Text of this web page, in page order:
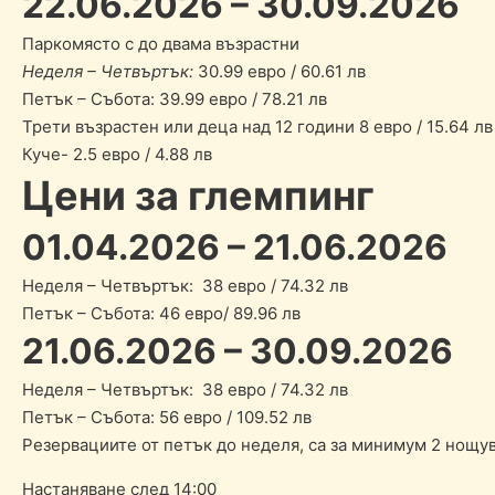
Паркомясто с до двама възрастни
Неделя – Четвъртък: 30.99 евро / 60.61 лв
Петък – Събота: 39.99 евро / 78.21 лв
Трети възрастен или деца над 12 години 8 евро / 15.64 лв
Куче- 2.5 евро / 4.88 лв
Цени за глемпинг
01.04.2026 – 21.06.2026
Неделя – Четвъртък: 38 евро / 74.32 лв
Петък – Събота: 46 евро/ 89.96 лв
21.06.2026 – 30.09.2026
Неделя – Четвъртък: 38 евро / 74.32 лв
Петък – Събота: 56 евро / 109.52 лв
Резервациите от петък до неделя, са за минимум 2
Настаняване след 14:00